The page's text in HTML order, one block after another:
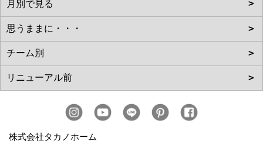
株式会社タカノホーム